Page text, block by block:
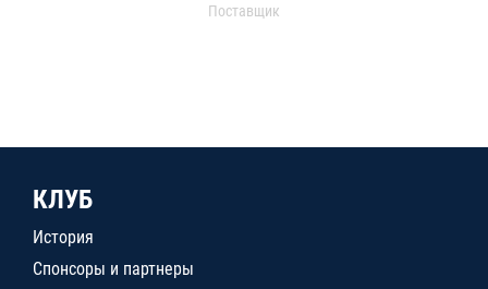
Поставщик
КЛУБ
История
Спонсоры и партнеры